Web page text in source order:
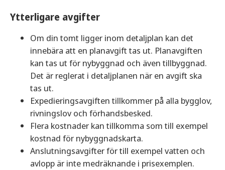
Ytterligare avgifter
Om din tomt ligger inom detaljplan kan det
innebära att en planavgift tas ut. Planavgiften
kan tas ut för nybyggnad och även tillbyggnad.
Det är reglerat i detaljplanen när en avgift ska
tas ut.
Expedieringsavgiften tillkommer på alla bygglov,
rivningslov och förhandsbesked.
Flera kostnader kan tillkomma som till exempel
kostnad för nybyggnadskarta.
Anslutningsavgifter för till exempel vatten och
avlopp är inte medräknande i prisexemplen.